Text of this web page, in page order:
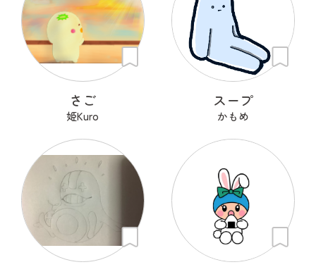
さご
姫Kuro
スープ
かもめ